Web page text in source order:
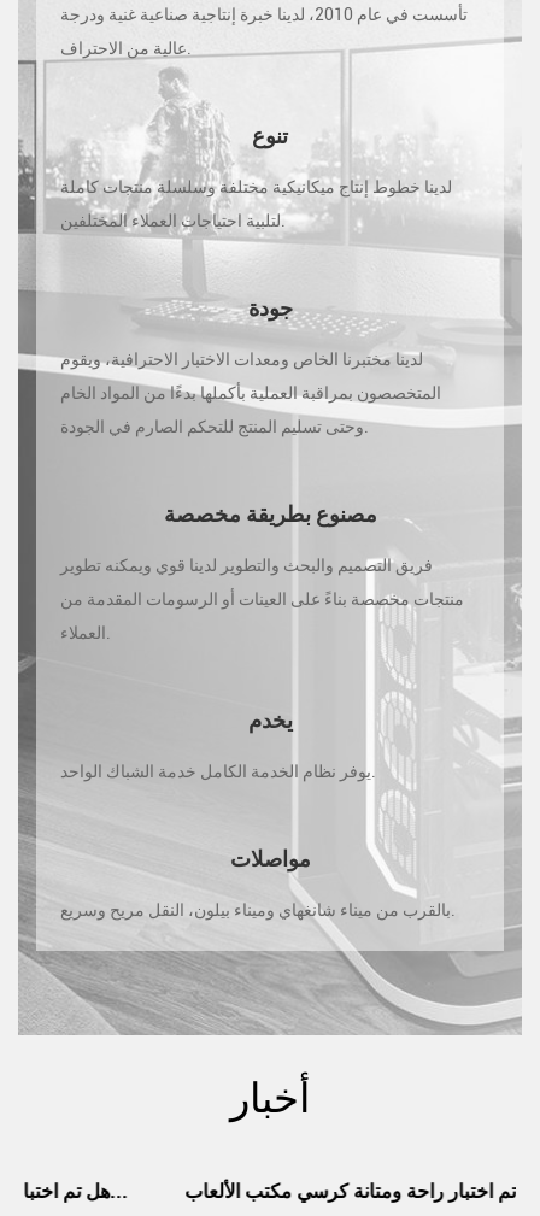
تأسست في عام 2010، لدينا خبرة إنتاجية صناعية غنية ودرجة
تنوع
لدينا خطوط إنتاج ميكانيكية مختلفة وسلسلة منتجات كاملة
لتلبية احتياجات العملاء المختلفين.
جودة
لدينا مختبرنا الخاص ومعدات الاختبار الاحترافية، ويقوم
المتخصصون بمراقبة العملية بأكملها بدءًا من المواد الخام
وحتى تسليم المنتج للتحكم الصارم في الجودة.
مصنوع بطريقة مخصصة
فريق التصميم والبحث والتطوير لدينا قوي ويمكنه تطوير
منتجات مخصصة بناءً على العينات أو الرسومات المقدمة من
يخدم
مواصلات
أخبار
هل تم اختبار راحة ومتانة كرسي مكتب الألعاب PU بدقة...